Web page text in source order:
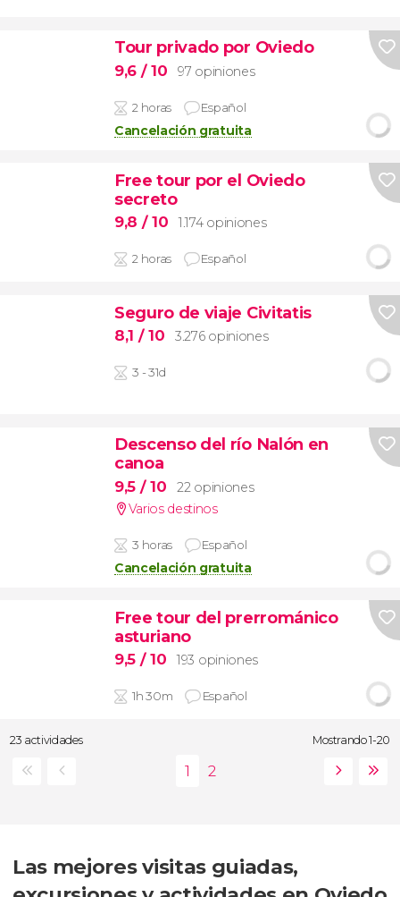
Tour privado por Oviedo
9,6 / 10 97 opiniones
2 horas Español
Cancelación gratuita
Free tour por el Oviedo
secreto
9,8 / 10 1.174 opiniones
2 horas Español
Seguro de viaje Civitatis
8,1 / 10 3.276 opiniones
3 - 31d
Descenso del río Nalón en
canoa
9,5 / 10
22 opiniones
Varios destinos
3 horas Español
Cancelación gratuita
Free tour del prerrománico
asturiano
9,5 / 10 193 opiniones
1h 30m Español
23 actividades Mostrando 1-20
Las mejores visitas guiadas,